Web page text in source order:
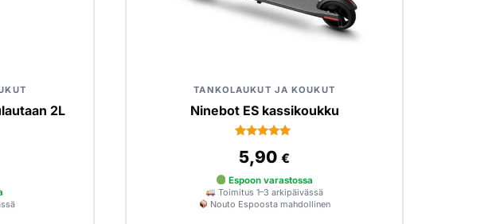
2L
TANKOLAUKUT JA KOUKUT
Ninebot ES kassikoukku
5.00
5:stä
perustuen
asiakkaan
arvotukseen.
5,90€
Espoon varastossa
Toimitus 1–3 arkipäivässä
Nouto Espoosta mahdollinen